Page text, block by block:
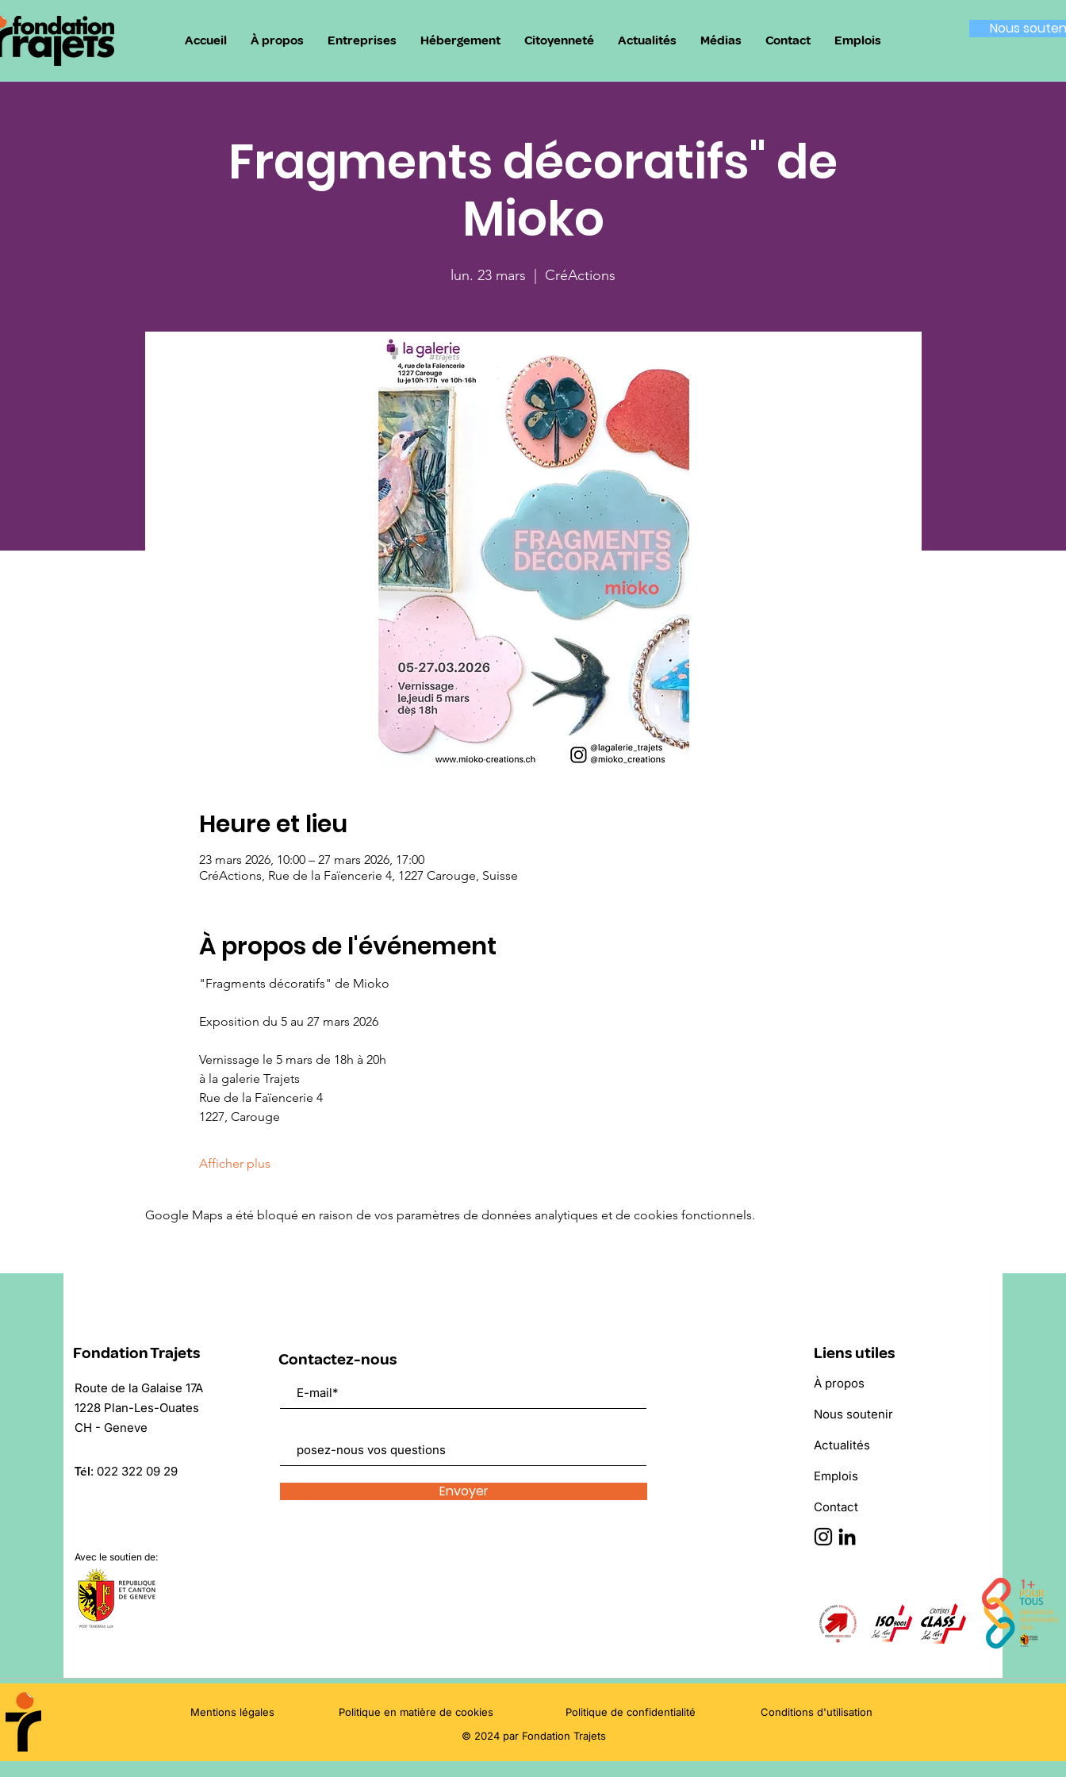
Accueil À propos Entreprises Hébergement Citoyenneté Actualités Médias Contact Emplois
Nous
Fragments décoratifs" de
Mioko
lun. 23 mars CréActions
Heure et lieu
23 mars 2026, 10:00 – 27 mars 2026, 17:00
CréActions, Rue de la Faïencerie 4, 1227 Carouge, Suisse
À propos de l'événement
"Fragments décoratifs" de Mioko
Exposition du 5 au 27 mars 2026
Vernissage le 5 mars de 18h à 20h
à la galerie Trajets
Rue de la Faïencerie 4
1227, Carouge
Afficher plus
Google Maps a été bloqué en raison de vos paramètres de données analytiques et de cookies fonctionnels.
Fondation Trajets
Route de la Galaise 17A
1228 Plan-Les-Ouates
CH - Geneve
Tél: 022 322 09 29
Avec le soutien de:
Contactez-nous
Envoyer
Liens utiles
À propos
Nous soutenir
Actualités
Emplois
Contact
Mentions légales Politique en matière de cookies Politique de confidentialité
Conditions d'utilisation
© 2024 par Fondation Trajets